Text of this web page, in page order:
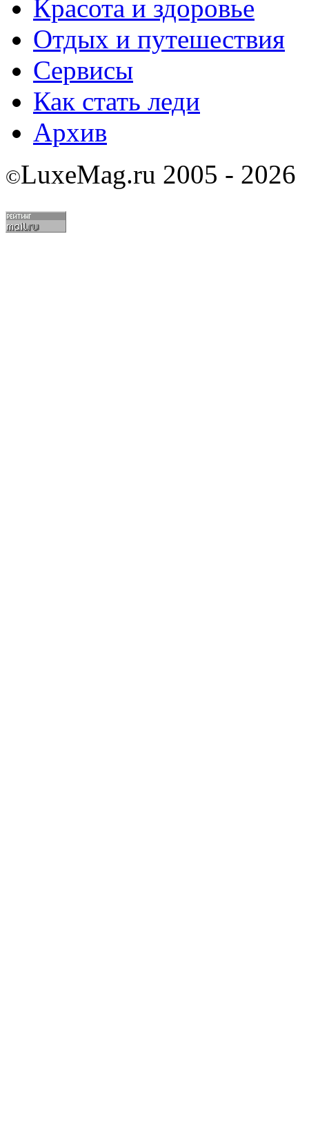
Красота и здоровье
Отдых и путешествия
Сервисы
Как стать леди
Архив
©LuxeMag.ru 2005 - 2026